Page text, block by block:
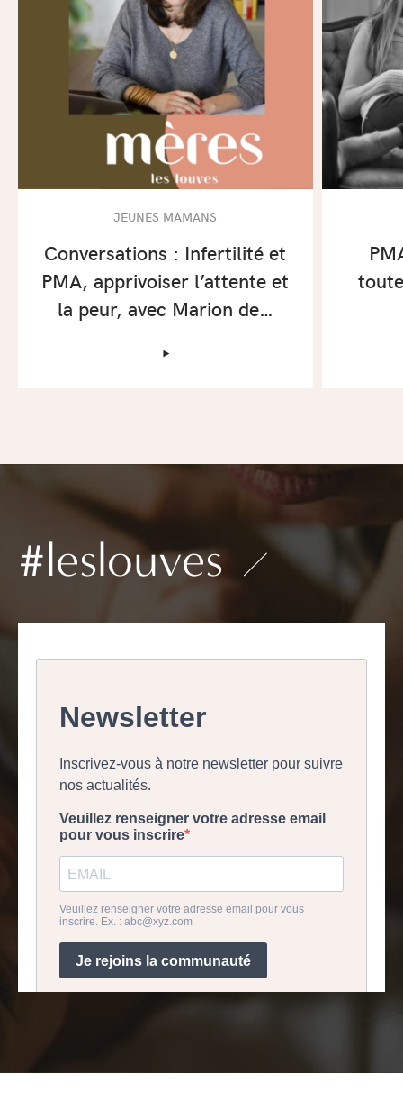
JEUNES MAMANS
Conversations : Infertilité et
PMA, apprivoiser l’attente et
la peur, avec Marion de…
‣
#leslouves